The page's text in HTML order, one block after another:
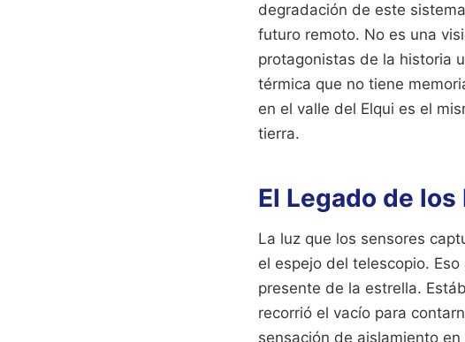
degradación de este
futuro remoto. No es una
protagonistas de la historia
térmica que no tiene
en el valle del Elqui es el
tierra.
El Legado de
La luz que los sensores
el espejo del telescopio.
presente de la estrella.
recorrió el vacío para
sensación de aislamiento